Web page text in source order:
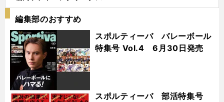
編集部のおすすめ
スポルティーバ バレーボール
特集号 Vol.4 6月30日発売
スポルティーバ 部活特集号